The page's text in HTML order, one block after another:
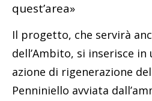
quest’area»
Il progetto, che servirà
dell’Ambito, si inserisce
azione di rigenerazione
Penniniello avviata